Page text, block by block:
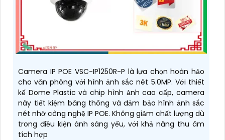
Camera IP POE VSC-IP1250R-P là lựa chọn hoàn hảo
cho văn phòng với hình ảnh sắc nét 5.0MP. Với thiết
kế Dome Plastic và chip hình ảnh cao cấp, camera
này tiết kiệm băng thông và đảm bảo hình ảnh sắc
nét nhờ công nghệ IP POE. Không giảm chất lượng dù
trong điều kiện ánh sáng yếu, với khả năng thu âm
tích hợp